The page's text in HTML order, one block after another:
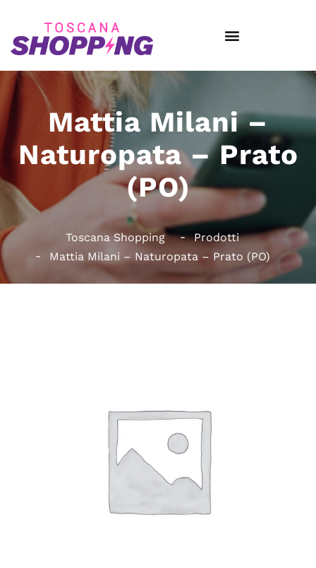
Mattia Milani –
Naturopata – Prato
(PO)
Toscana Shopping
Prodotti
Mattia Milani – Naturopata – Prato (PO)